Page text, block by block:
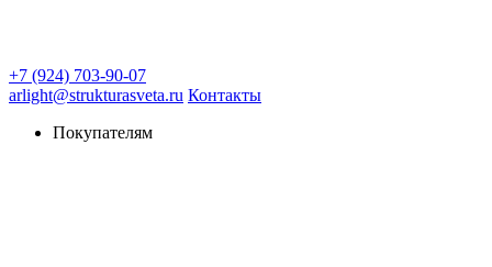
+7 (924) 703-90-07
arlight@strukturasveta.ru Контакты
Покупателям